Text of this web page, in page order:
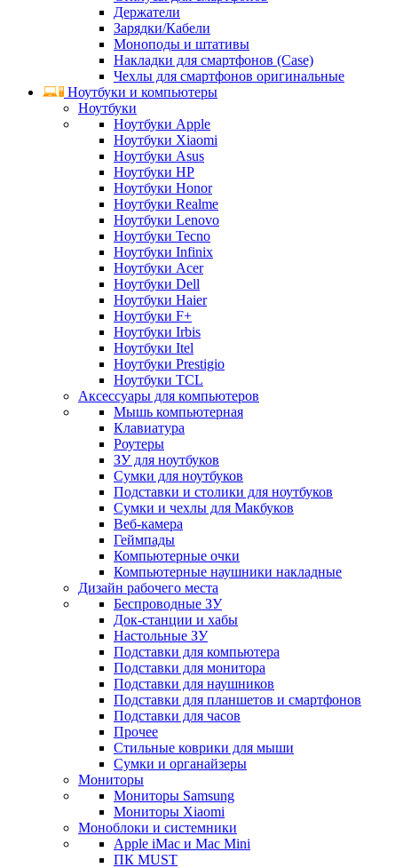
Держатели
Зарядки/Кабели
Моноподы и штативы
Накладки для смартфонов (Case)
Чехлы для смартфонов оригинальные
Ноутбуки и компьютеры
Ноутбуки
Ноутбуки Apple
Ноутбуки Xiaomi
Ноутбуки Asus
Ноутбуки HP
Ноутбуки Honor
Ноутбуки Realme
Ноутбуки Lenovo
Ноутбуки Tecno
Ноутбуки Infinix
Ноутбуки Acer
Ноутбуки Dell
Ноутбуки Haier
Ноутбуки F+
Ноутбуки Irbis
Ноутбуки Itel
Ноутбуки Prestigio
Ноутбуки TCL
Аксессуары для компьютеров
Мышь компьютерная
Клавиатура
Роутеры
ЗУ для ноутбуков
Сумки для ноутбуков
Подставки и столики для ноутбуков
Сумки и чехлы для Макбуков
Веб-камера
Геймпады
Компьютерные очки
Компьютерные наушники накладные
Дизайн рабочего места
Беспроводные ЗУ
Док-станции и хабы
Настольные ЗУ
Подставки для компьютера
Подставки для монитора
Подставки для наушников
Подставки для планшетов и смартфонов
Подставки для часов
Прочее
Стильные коврики для мыши
Сумки и органайзеры
Мониторы
Мониторы Samsung
Мониторы Xiaomi
Моноблоки и системники
Apple iMac и Mac Mini
ПК MUST